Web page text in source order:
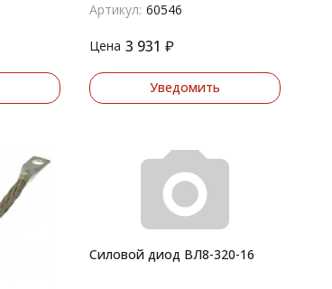
Артикул: 60546
Цена 3 931 ₽
Уведомить
Силовой диод ВЛ8-320-16